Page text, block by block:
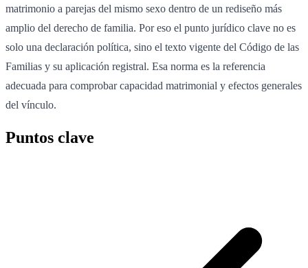
matrimonio a parejas del mismo sexo dentro de un rediseño más
amplio del derecho de familia. Por eso el punto jurídico clave no es
solo una declaración política, sino el texto vigente del Código de las
Familias y su aplicación registral. Esa norma es la referencia
adecuada para comprobar capacidad matrimonial y efectos generales
del vínculo.
Puntos clave